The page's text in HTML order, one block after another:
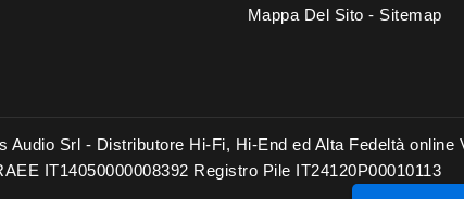
Mappa Del Sito - Sitemap
Audio Srl - Distributore Hi-Fi, Hi-End ed Alta Fedeltà
IT14050000008392 Registro Pile IT24120P00010113